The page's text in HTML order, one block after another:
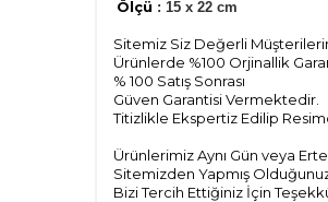
Ölçü : 15 x 22 cm
Sitemiz Siz Değerli
Ürünlerde %100 Orjinallik
% 100 Satış Sonrası
Güven Garantisi Vermektedir.
Titizlikle Ekspertiz Edilip
Ürünlerimiz Aynı Gün veya
Sitemizden Yapmış
Bizi Tercih Ettiğiniz İçin